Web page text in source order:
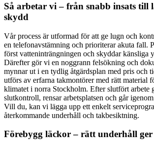
Så arbetar vi – från snabb insats till
skydd
Vår process är utformad för att ge lugn och
en telefonavstämning och prioriterar akuta fall.
först vatteninträngningen och skyddar känsliga
Därefter gör vi en noggrann felsökning och
mynnar ut i en tydlig åtgärdsplan med pris och
utförs av erfarna takmontörer med rätt material
klimatet i norra Stockholm. Efter slutfört arbete
slutkontroll, rensar arbetsplatsen och går
Vill du, kan vi lägga upp ett enkelt
återkommande underhåll och takbesiktning.
Förebygg läckor – rätt underhåll